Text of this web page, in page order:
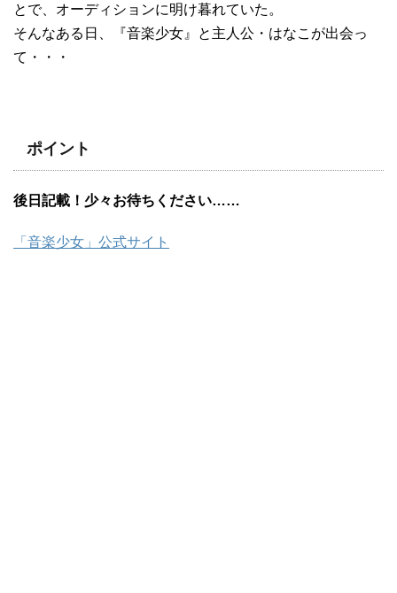
とで、オーディションに明け暮れていた。
そんなある日、『音楽少女』と主人公・はなこが出会っ
て・・・
ポイント
後日記載！少々お待ちください……
「音楽少女」公式サイト